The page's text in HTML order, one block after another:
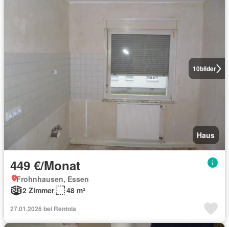
10bilder
Haus
449 €/Monat
Frohnhausen, Essen
2 Zimmer
48 m²
27.01.2026 bei Rentola